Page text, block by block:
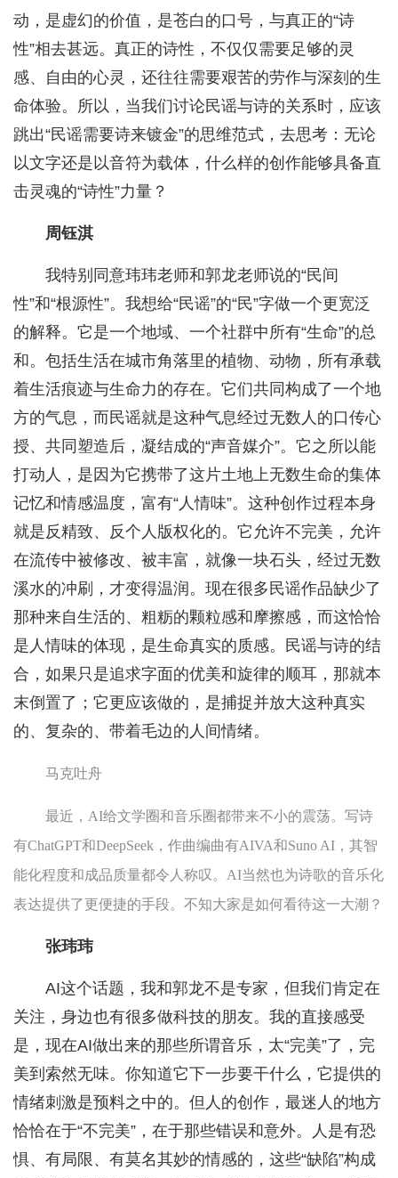
动，是虚幻的价值，是苍白的口号，与真正的“诗
性”相去甚远。真正的诗性，不仅仅需要足够的灵
感、自由的心灵，还往往需要艰苦的劳作与深刻的生
命体验。所以，当我们讨论民谣与诗的关系时，应该
跳出“民谣需要诗来镀金”的思维范式，去思考：无论
以文字还是以音符为载体，什么样的创作能够具备直
击灵魂的“诗性”力量？
周钰淇
我特别同意玮玮老师和郭龙老师说的“民间
性”和“根源性”。我想给“民谣”的“民”字做一个更宽泛
的解释。它是一个地域、一个社群中所有“生命”的总
和。包括生活在城市角落里的植物、动物，所有承载
着生活痕迹与生命力的存在。它们共同构成了一个地
方的气息，而民谣就是这种气息经过无数人的口传心
授、共同塑造后，凝结成的“声音媒介”。它之所以能
打动人，是因为它携带了这片土地上无数生命的集体
记忆和情感温度，富有“人情味”。这种创作过程本身
就是反精致、反个人版权化的。它允许不完美，允许
在流传中被修改、被丰富，就像一块石头，经过无数
溪水的冲刷，才变得温润。现在很多民谣作品缺少了
那种来自生活的、粗粝的颗粒感和摩擦感，而这恰恰
是人情味的体现，是生命真实的质感。民谣与诗的结
合，如果只是追求字面的优美和旋律的顺耳，那就本
末倒置了；它更应该做的，是捕捉并放大这种真实
的、复杂的、带着毛边的人间情绪。
马克吐舟
最近，AI给文学圈和音乐圈都带来不小的震荡。写诗
有ChatGPT和DeepSeek，作曲编曲有AIVA和Suno AI，其智
能化程度和成品质量都令人称叹。AI当然也为诗歌的音乐化
表达提供了更便捷的手段。不知大家是如何看待这一大潮？
张玮玮
AI这个话题，我和郭龙不是专家，但我们肯定在
关注，身边也有很多做科技的朋友。我的直接感受
是，现在AI做出来的那些所谓音乐，太“完美”了，完
美到索然无味。你知道它下一步要干什么，它提供的
情绪刺激是预料之中的。但人的创作，最迷人的地方
恰恰在于“不完美”，在于那些错误和意外。人是有恐
惧、有局限、有莫名其妙的情感的，这些“缺陷”构成